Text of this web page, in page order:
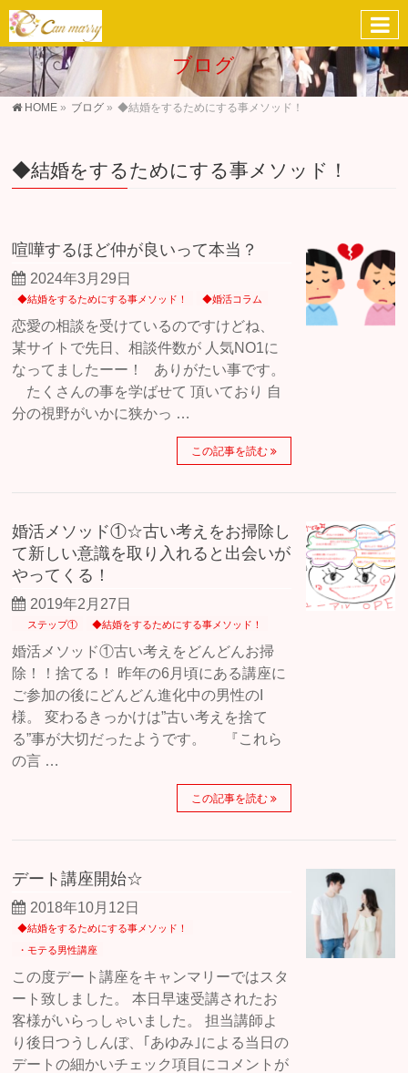
ブログ
HOME » ブログ » ◆結婚をするためにする事メソッド！
◆結婚をするためにする事メソッド！
喧嘩するほど仲が良いって本当？
2024年3月29日
◆結婚をするためにする事メソッド！ ◆婚活コラム
恋愛の相談を受けているのですけどね、
某サイトで先日、相談件数が 人気NO1に
なってましたーー！ ありがたい事です。
たくさんの事を学ばせて 頂いており 自
分の視野がいかに狭かっ …
この記事を読む
婚活メソッド①☆古い考えをお掃除し
て新しい意識を取り入れると出会いが
やってくる！
2019年2月27日
ステップ① ◆結婚をするためにする事メソッド！
婚活メソッド①古い考えをどんどんお掃
除！！捨てる！ 昨年の6月頃にある講座に
ご参加の後にどんどん進化中の男性のI
様。 変わるきっかけは”古い考えを捨て
る”事が大切だったようです。 『これら
の言 …
この記事を読む
デート講座開始☆
2018年10月12日
◆結婚をするためにする事メソッド！
・モテる男性講座
この度デート講座をキャンマリーではスタ
ート致しました。 本日早速受講されたお
客様がいらっしゃいました。 担当講師よ
り後日つうしんぼ、｢あゆみ｣による当日の
デートの細かいチェック項目にコメントが